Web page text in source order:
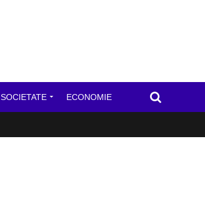
SOCIETATE ECONOMIE